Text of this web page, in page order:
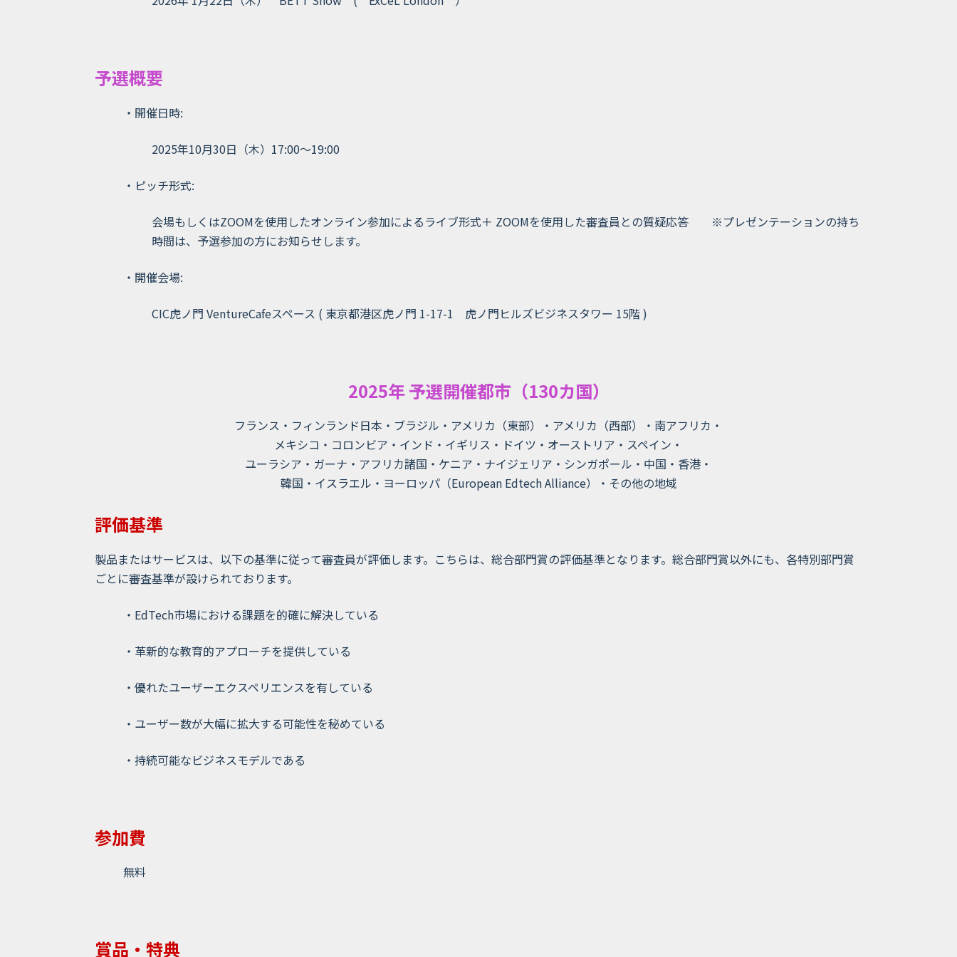
予選概要
・開催⽇時:
2025年10⽉30⽇（木）17:00〜19:00
・ピッチ形式:
会場もしくはZOOMを使⽤したオンライン参加によるライブ形式＋ ZOOMを使⽤した審査員との質疑応答 ※プレゼンテーションの持ち
時間は、予選参加の方にお知らせします。
・開催会場:
CIC虎ノ門 VentureCafeスペース ( 東京都港区虎ノ門 1-17-1 虎ノ門ヒルズビジネスタワー 15階 )
2025年 予選開催都市（130カ国）
フランス・フィンランド日本・ブラジル・アメリカ（東部）・アメリカ（西部）・南アフリカ・
メキシコ・コロンビア・インド・イギリス・ドイツ・オーストリア・スペイン・
ユーラシア・ガーナ・アフリカ諸国・ケニア・ナイジェリア・シンガポール・中国・香港・
韓国・イスラエル・ヨーロッパ（European Edtech Alliance）・その他の地域
評価基準
製品またはサービスは、以下の基準に従って審査員が評価します。こちらは、総合部門賞の評価基準となります。総合部門賞以外にも、各特別部門賞
ごとに審査基準が設けられております。
・ EdTech市場における課題を的確に解決している
・革新的な教育的アプローチを提供している
・優れたユーザーエクスペリエンスを有している
・ユーザー数が大幅に拡大する可能性を秘めている
・持続可能なビジネスモデルである
参加費
無料
賞品・特典